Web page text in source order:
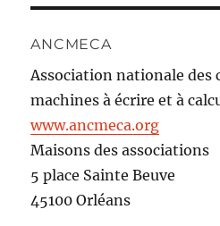
ANCMECA
Association nationale des
machines à écrire et à
www.ancmeca.org
Maisons des associations
5 place Sainte Beuve
45100 Orléans